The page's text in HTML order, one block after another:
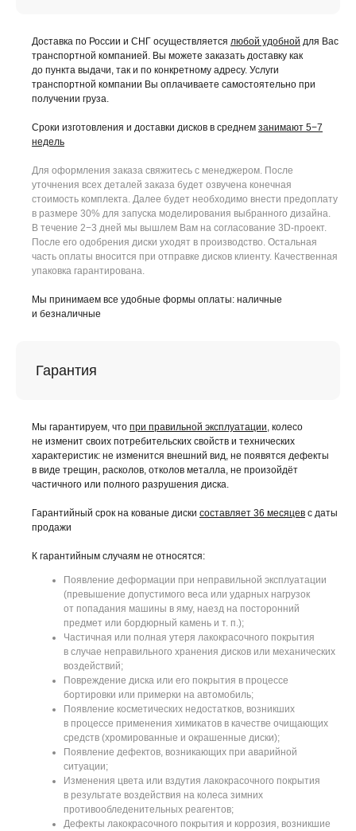
Доставка по России и СНГ осуществляется любой удобной для Вас
транспортной компанией. Вы можете заказать доставку как
до пункта выдачи, так и по конкретному адресу. Услуги
транспортной компании Вы оплачиваете самостоятельно при
получении груза.
Сроки изготовления и доставки дисков в среднем занимают 5−7
недель
Для оформления заказа свяжитесь с менеджером. После
уточнения всех деталей заказа будет озвучена конечная
стоимость комплекта. Далее будет необходимо внести предоплату
в размере 30% для запуска моделирования выбранного дизайна.
В течение 2−3 дней мы вышлем Вам на согласование 3D-проект.
После его одобрения диски уходят в производство. Остальная
часть оплаты вносится при отправке дисков клиенту. Качественная
упаковка гарантирована.
Мы принимаем все удобные формы оплаты: наличные
и безналичные
Гарантия
Мы гарантируем, что при правильной эксплуатации, колесо
не изменит своих потребительских свойств и технических
характеристик: не изменится внешний вид, не появятся дефекты
в виде трещин, расколов, отколов металла, не произойдёт
частичного или полного разрушения диска.
Гарантийный срок на кованые диски составляет 36 месяцев с даты
продажи
К гарантийным случаям не относятся:
Появление деформации при неправильной эксплуатации
(превышение допустимого веса или ударных нагрузок
от попадания машины в яму, наезд на посторонний
предмет или бордюрный камень и т. п.);
Частичная или полная утеря лакокрасочного покрытия
в случае неправильного хранения дисков или механических
воздействий;
Повреждение диска или его покрытия в процессе
бортировки или примерки на автомобиль;
Появление косметических недостатков, возникших
в процессе применения химикатов в качестве очищающих
средств (хромированные и окрашенные диски);
Появление дефектов, возникающих при аварийной
ситуации;
Изменения цвета или вздутия лакокрасочного покрытия
в результате воздействия на колеса зимних
противообледенительных реагентов;
Дефекты лакокрасочного покрытия и коррозия, возникшие